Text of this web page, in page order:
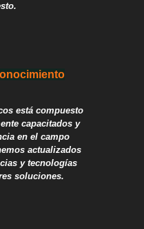
onocimiento
está compuesto
capacitados y
en el campo
actualizados
y tecnologías
soluciones.